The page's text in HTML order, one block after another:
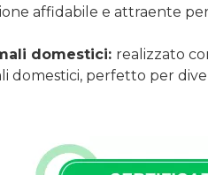
affidabile e attraente
domestici: realizzato
domestici, perfetto per